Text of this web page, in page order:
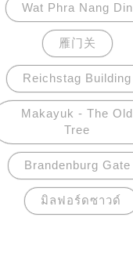
Wat Phra Nang Din
雁门关
Reichstag Building
Makayuk - The Old
Tree
Brandenburg Gate
มิลฟอร์ดซาวด์